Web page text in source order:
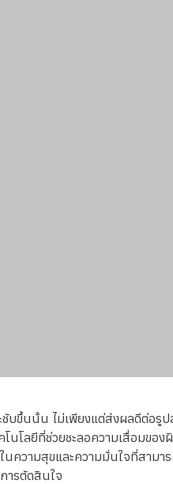
บขึ้นนั้น ไม่เพียงแต่ส่งผลดีต่อ
โนโลยีที่ช่วยชะลอความเสื่อมขอ
นความสุขและความมั่นใจที่สาม
ารตัดสินใจ